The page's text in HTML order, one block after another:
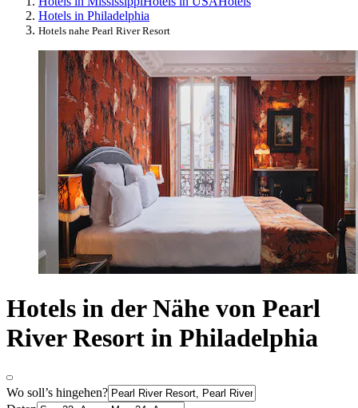
Hotels in Philadelphia
Hotels nahe Pearl River Resort
Hotels in der Nähe von Pearl
River Resort in Philadelphia
Wo soll’s hingehen?